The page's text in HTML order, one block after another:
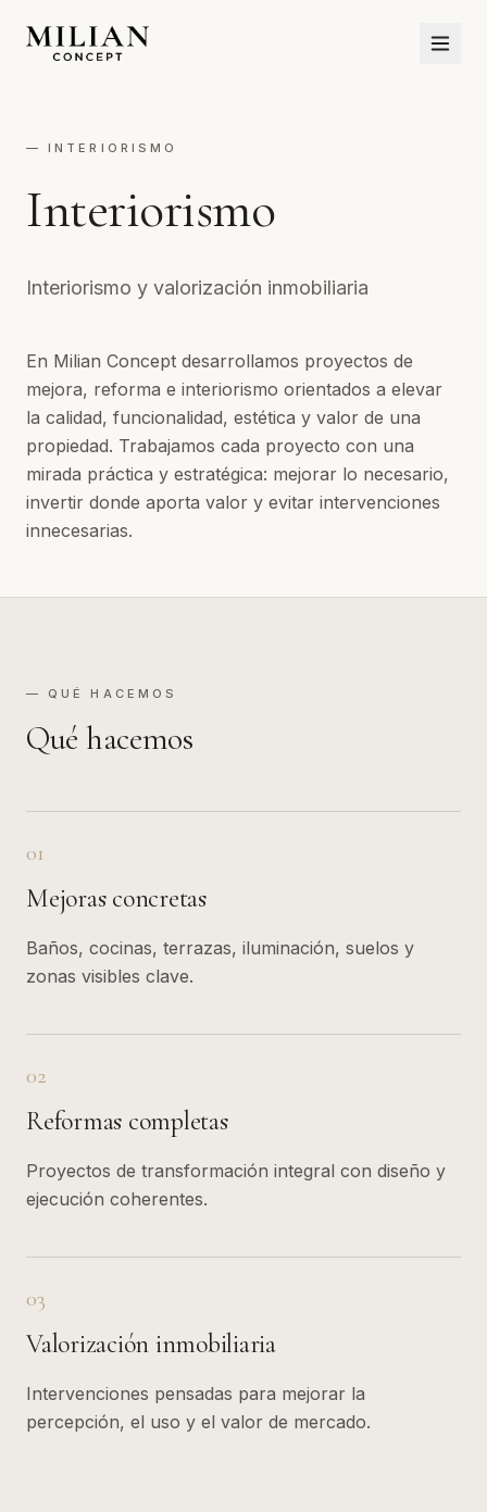
— INTERIORISMO
Interiorismo
Interiorismo y valorización inmobiliaria
En Milian Concept desarrollamos proyectos de
mejora, reforma e interiorismo orientados a elevar
la calidad, funcionalidad, estética y valor de una
propiedad. Trabajamos cada proyecto con una
mirada práctica y estratégica: mejorar lo necesario,
invertir donde aporta valor y evitar intervenciones
innecesarias.
— QUÉ HACEMOS
Qué hacemos
01
Mejoras concretas
Baños, cocinas, terrazas, iluminación, suelos y
zonas visibles clave.
02
Reformas completas
Proyectos de transformación integral con diseño y
ejecución coherentes.
03
Valorización inmobiliaria
Intervenciones pensadas para mejorar la
percepción, el uso y el valor de mercado.